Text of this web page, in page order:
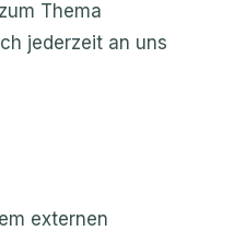
Thema
jederzeit an uns
externen